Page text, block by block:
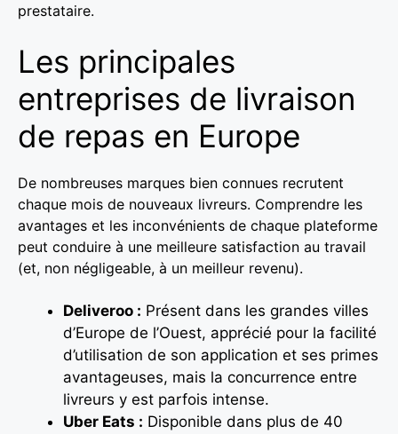
prestataire.
Les principales
entreprises de livraison
de repas en Europe
De nombreuses marques bien connues recrutent
chaque mois de nouveaux livreurs. Comprendre les
avantages et les inconvénients de chaque plateforme
peut conduire à une meilleure satisfaction au travail
(et, non négligeable, à un meilleur revenu).
Deliveroo : Présent dans les grandes villes
d’Europe de l’Ouest, apprécié pour la facilité
d’utilisation de son application et ses primes
avantageuses, mais la concurrence entre
livreurs y est parfois intense.
Uber Eats : Disponible dans plus de 40